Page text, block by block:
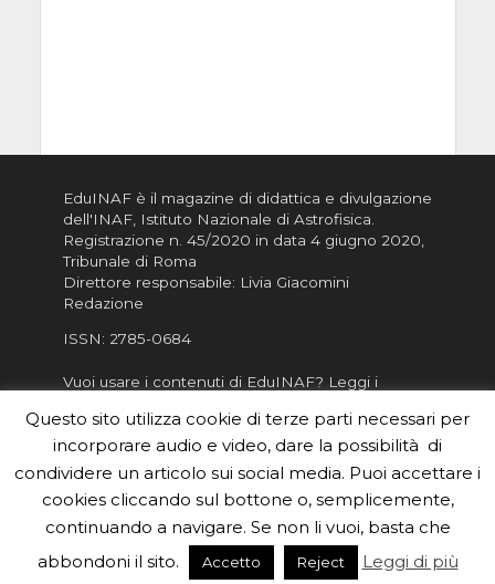
EduINAF è il magazine di didattica e divulgazione
dell'INAF, Istituto Nazionale di Astrofisica
Registrazione n. 45/2020 in data 4 giugno 2020,
Tribunale di Roma
Direttore responsabile: Livia Giacomini
Redazione
ISSN: 2785-0684
Vuoi usare i contenuti di EduINAF? Leggi i
Informativa sulla Privacy
Informatva sui Cookie
Per la rubrica de l'Astronomo risponde, per
inviarci le tue foto o i tuoi contributi, scrivici a
redazione.edu [chiocciola] inaf.it oppure
il form
Questo sito utilizza cookie di terze parti necessari per
incorporare audio e video, dare la possibilità di
condividere un articolo sui social media. Puoi accettare i
cookies cliccando sul bottone o, semplicemente,
continuando a navigare. Se non li vuoi, basta che
abbondoni il sito.
Accetto Reject Leggi di più